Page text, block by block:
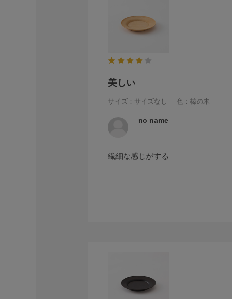
美しい
サイズ：サイズなし 色：榛の木
no name
繊細な感じがする